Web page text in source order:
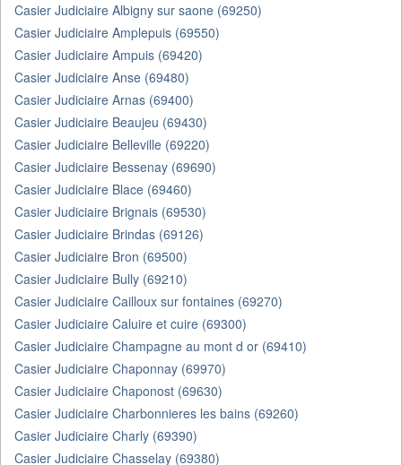
Casier Judiciaire Albigny sur saone (69250)
Casier Judiciaire Amplepuis (69550)
Casier Judiciaire Ampuis (69420)
Casier Judiciaire Anse (69480)
Casier Judiciaire Arnas (69400)
Casier Judiciaire Beaujeu (69430)
Casier Judiciaire Belleville (69220)
Casier Judiciaire Bessenay (69690)
Casier Judiciaire Blace (69460)
Casier Judiciaire Brignais (69530)
Casier Judiciaire Brindas (69126)
Casier Judiciaire Bron (69500)
Casier Judiciaire Bully (69210)
Casier Judiciaire Cailloux sur fontaines (69270)
Casier Judiciaire Caluire et cuire (69300)
Casier Judiciaire Champagne au mont d or (69410)
Casier Judiciaire Chaponnay (69970)
Casier Judiciaire Chaponost (69630)
Casier Judiciaire Charbonnieres les bains (69260)
Casier Judiciaire Charly (69390)
Casier Judiciaire Chasselay (69380)